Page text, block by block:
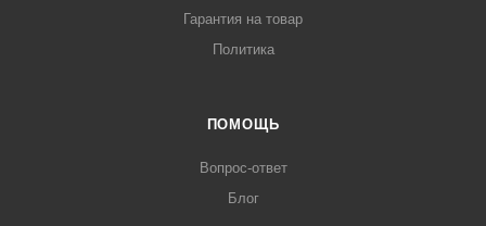
Гарантия на товар
Политика
ПОМОЩЬ
Вопрос-ответ
Блог